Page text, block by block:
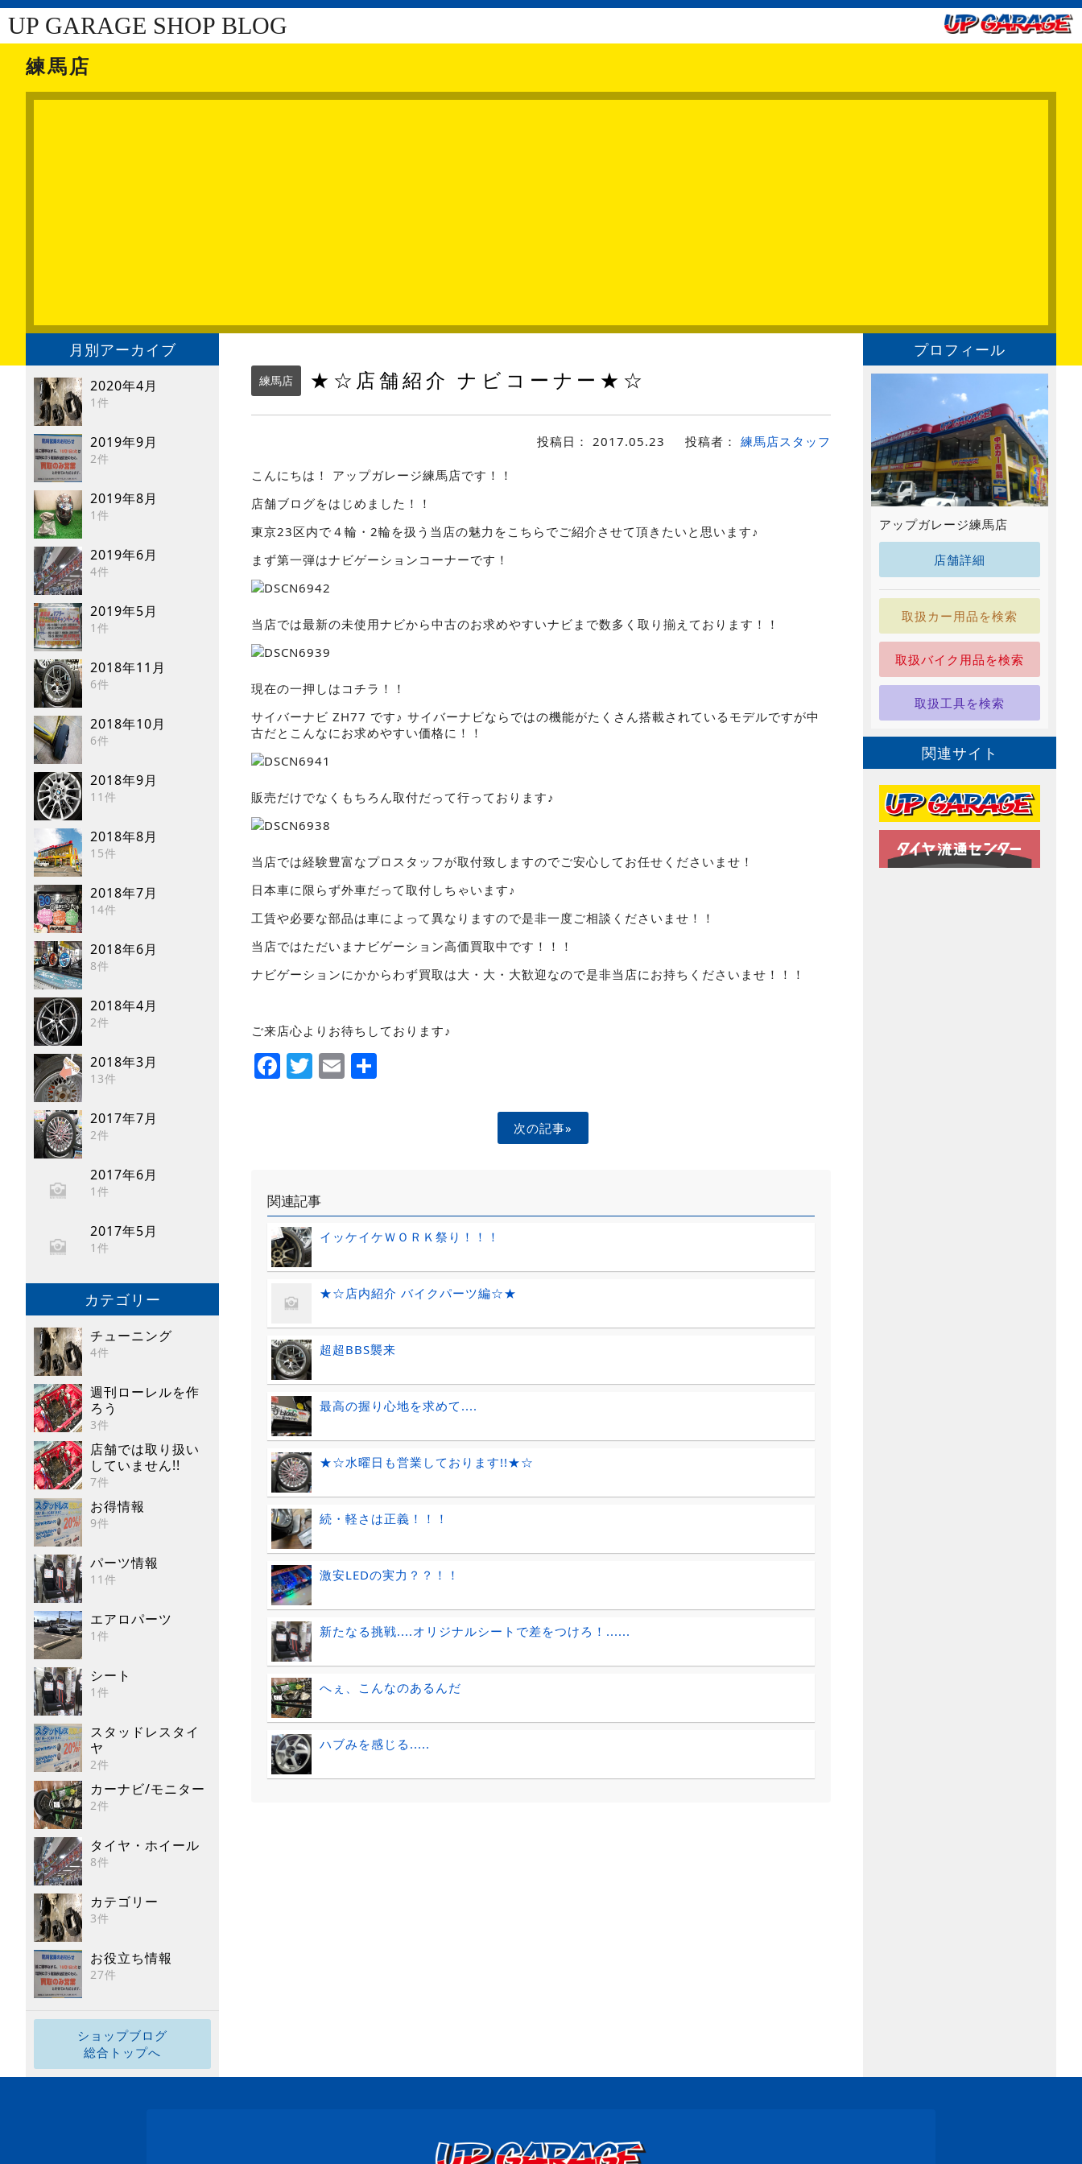
UP GARAGE SHOP BLOG
練馬店
月別アーカイブ
2020年4月
1件
2019年9月
2件
2019年8月
1件
2019年6月
4件
2019年5月
1件
2018年11月
6件
2018年10月
6件
2018年9月
11件
2018年8月
15件
2018年7月
14件
2018年6月
8件
2018年4月
2件
2018年3月
13件
2017年7月
2件
2017年6月
1件
2017年5月
1件
カテゴリー
チューニング
4件
週刊ローレルを作
ろう
3件
店舗では取り扱い
していません!!
7件
お得情報
9件
パーツ情報
11件
エアロパーツ
1件
シート
1件
スタッドレスタイ
ヤ
2件
カーナビ/モニター
2件
タイヤ・ホイール
8件
カテゴリー
3件
お役立ち情報
27件
ショップブログ
総合トップへ
練馬店 ★☆店舗紹介 ナビコーナー★☆
投稿日： 2017.05.23 投稿者： 練馬店スタッフ
こんにちは！ アップガレージ練馬店です！！
店舗ブログをはじめました！！
東京23区内で４輪・2輪を扱う当店の魅力をこちらでご紹介させて頂きたいと思います♪
まず第一弾はナビゲーションコーナーです！
当店では最新の未使用ナビから中古のお求めやすいナビまで数多く取り揃えております！！
現在の一押しはコチラ！！
サイバーナビ ZH77 です♪ サイバーナビならではの機能がたくさん搭載されているモデルですが中
古だとこんなにお求めやすい価格に！！
販売だけでなくもちろん取付だって行っております♪
当店では経験豊富なプロスタッフが取付致しますのでご安心してお任せくださいませ！
日本車に限らず外車だって取付しちゃいます♪
工賃や必要な部品は車によって異なりますので是非一度ご相談くださいませ！！
当店ではただいまナビゲーション高価買取中です！！！
ナビゲーションにかからわず買取は大・大・大歓迎なので是非当店にお持ちくださいませ！！！
ご来店心よりお待ちしております♪
Facebook
Twitter
Email
次の記事»
関連記事
イッケイケＷＯＲＫ祭り！！！
★☆店内紹介 バイクパーツ編☆★
超超BBS襲来
最高の握り心地を求めて....
★☆水曜日も営業しております!!★☆
続・軽さは正義！！！
激安LEDの実力？？！！
新たなる挑戦....オリジナルシートで差をつけろ！......
へぇ、こんなのあるんだ
ハブみを感じる.....
プロフィール
アップガレージ練馬店
店舗詳細
取扱カー用品を検索
取扱バイク用品を検索
取扱工具を検索
関連サイト